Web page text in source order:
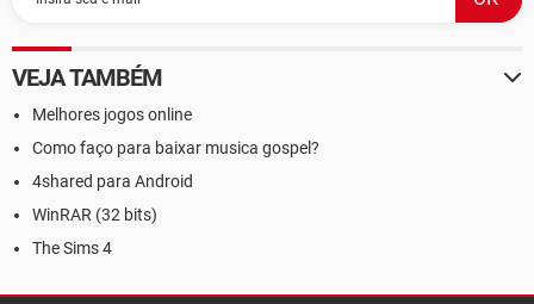
VEJA TAMBÉM
Melhores jogos online
Como faço para baixar musica gospel?
4shared para Android
WinRAR (32 bits)
The Sims 4